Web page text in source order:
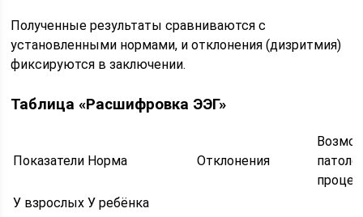
Полученные результаты сравниваются с
установленными нормами, и отклонения (дизритмия)
фиксируются в заключении.
Таблица «Расшифровка ЭЭГ»
Показатели Норма Отклонения
У взрослых У ребёнка